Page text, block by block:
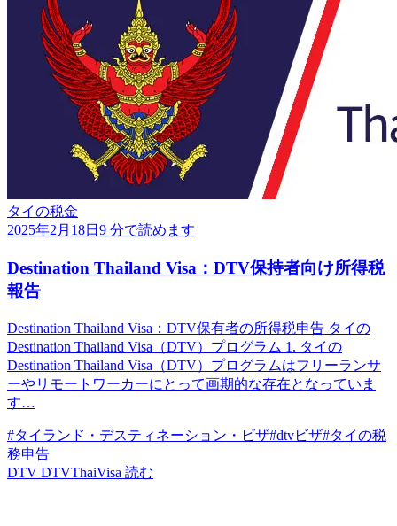
タイの税金
2025年2月18日 9 分で読めます
Destination Thailand Visa：DTV保持者向け所得税
報告
Destination Thailand Visa：DTV保有者の所得税申告 タイの
Destination Thailand Visa（DTV）プログラム 1. タイの
Destination Thailand Visa（DTV）プログラムはフリーランサ
ーやリモートワーカーにとって画期的な存在となっていま
す…
#タイランド・デスティネーション・ビザ#dtvビザ#タイの税
務申告
DTV DTVThaiVisa 読む